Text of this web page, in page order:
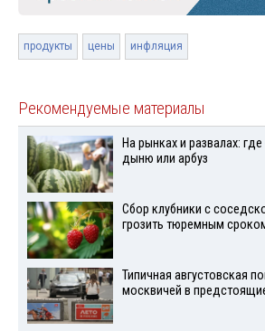
продукты цены инфляция
Рекомендуемые материалы
На рынках и развалах:
дыню или арбуз
Сбор клубники с
грозить тюремным
Типичная августовская
москвичей в